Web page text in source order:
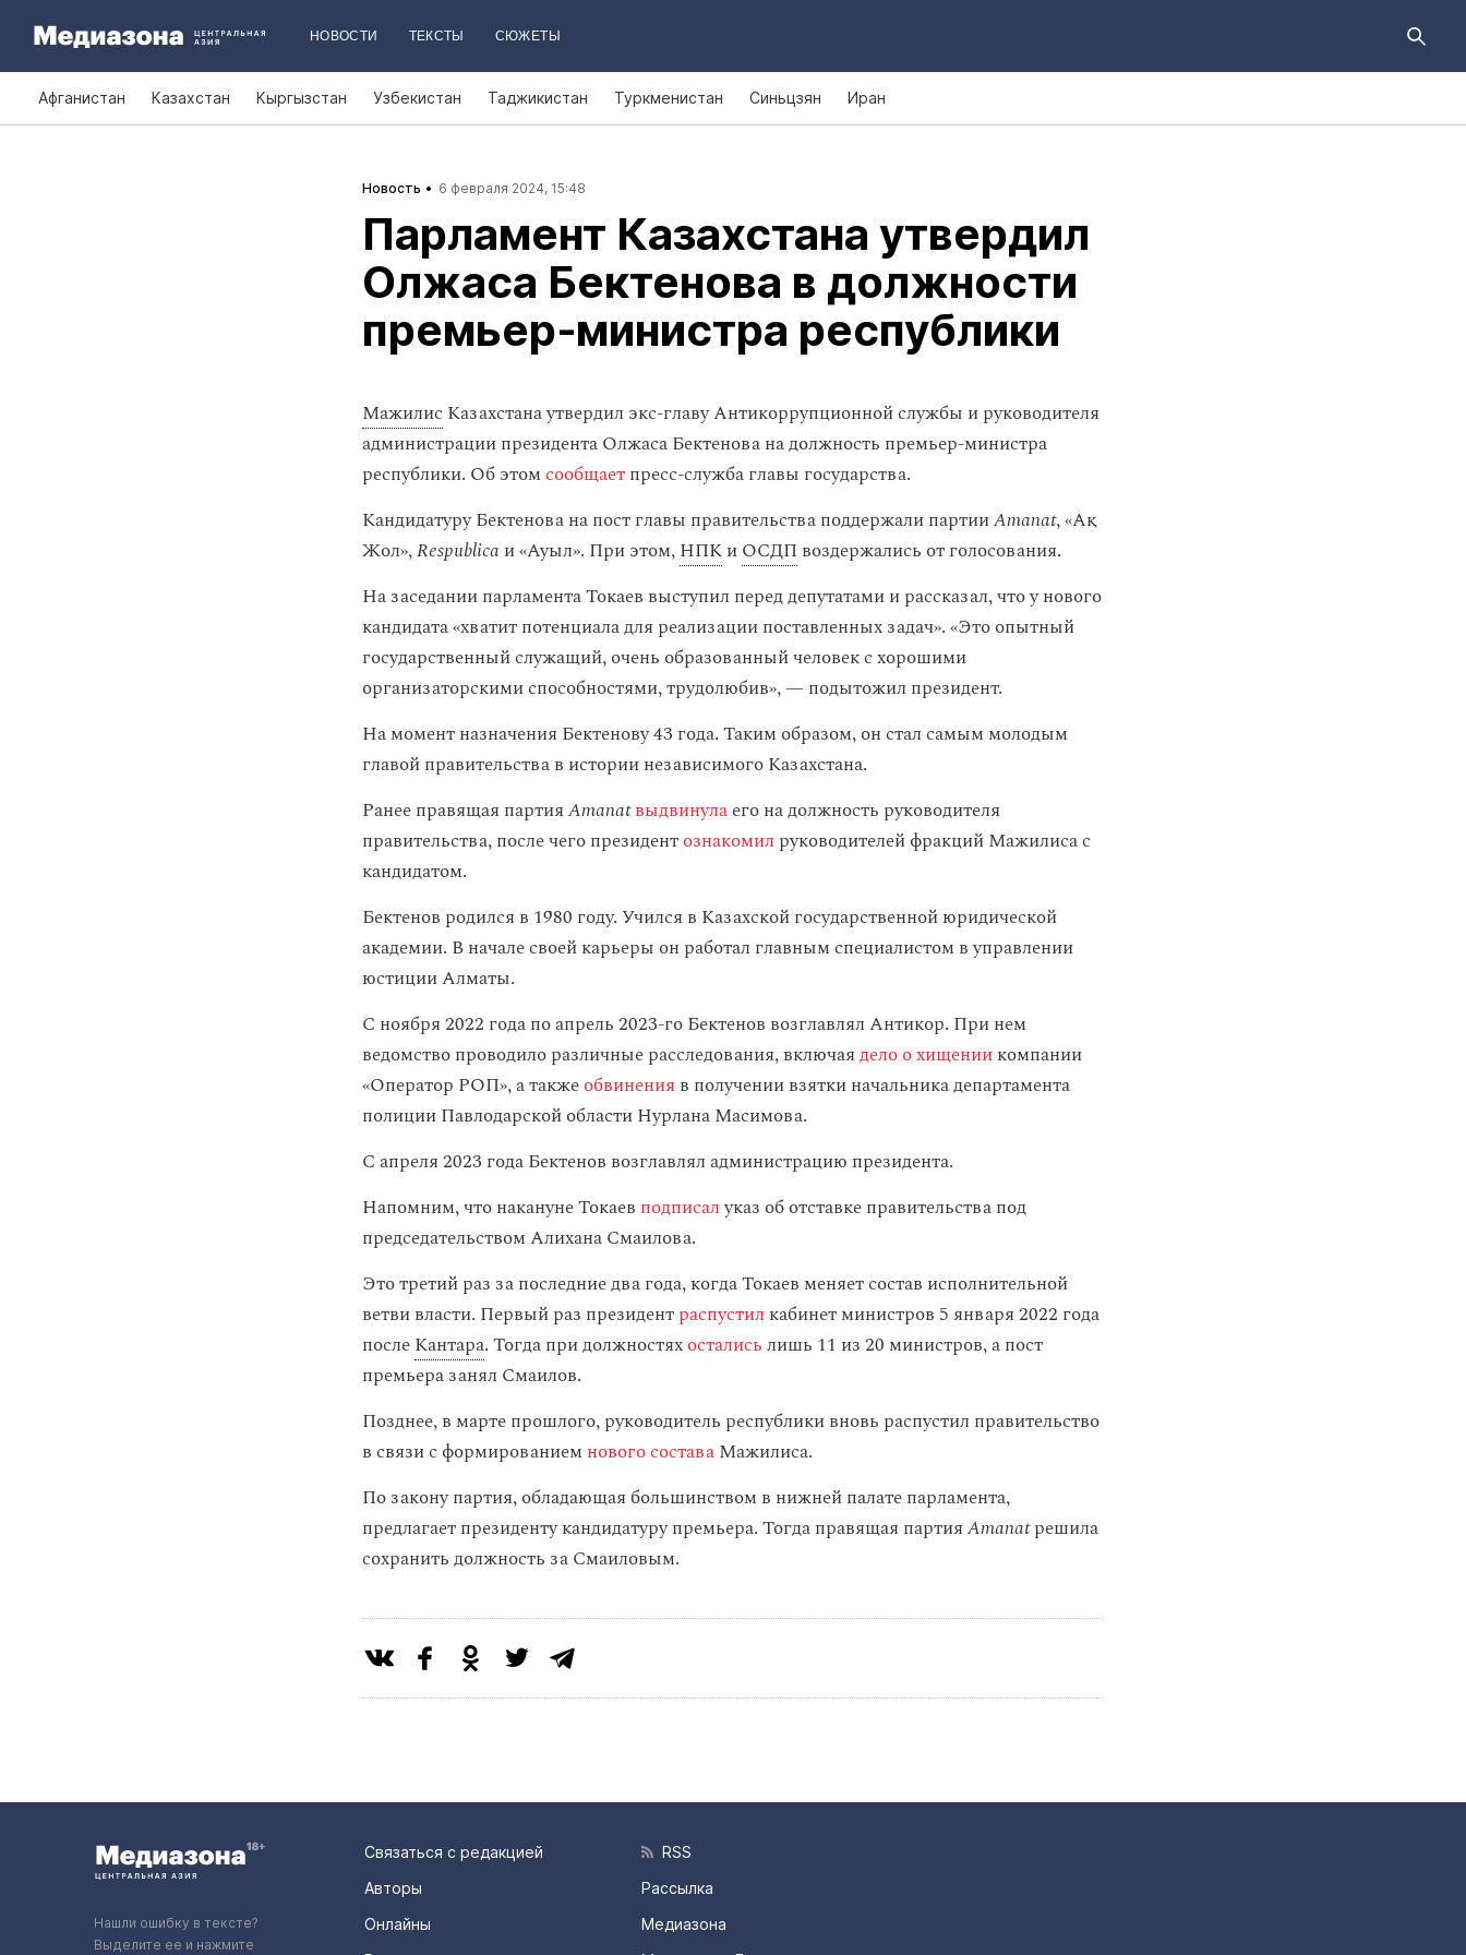
НОВОСТИ ТЕКСТЫ СЮЖЕТЫ
Афганистан Казахстан Кыргызстан Узбекистан Таджикистан Туркменистан Синьцзян Иран
Новость 6 февраля 2024, 15:48
Парламент Казахстана утвердил
Олжаса Бектенова в должности
премьер‑министра республики
МажилисКазахстана утвердил экс-главу Антикоррупционной службы и руководителя
администрации президента Олжаса Бектенова на должность премьер-министра
республики. Об этомсообщаетпресс-служба главы государства.
Кандидатуру Бектенова на пост главы правительства поддержали партииAmanat, «Ақ
Жол»,Respublica и «Ауыл». При этом,НПКиОСДП воздержались от голосования.
На заседании парламента Токаев выступил перед депутатами и рассказал, что у нового
кандидата «хватит потенциала для реализации поставленных задач». «Это опытный
государственный служащий, очень образованный человек с хорошими
организаторскими способностями, трудолюбив», — подытожил президент.
На момент назначения Бектенову 43 года. Таким образом, он стал самым молодым
главой правительства в истории независимого Казахстана.
Ранее правящая партияAmanatвыдвинулаего на должность руководителя
правительства, после чего президентознакомил руководителей фракций Мажилиса с
кандидатом.
Бектенов родился в 1980 году. Учился в Казахской государственной юридической
академии. В начале своей карьеры он работал главным специалистом в управлении
юстиции Алматы.
С ноября 2022 года по апрель 2023-го Бектенов возглавлял Антикор. При нем
ведомство проводило различные расследования, включаядело о хищениикомпании
«Оператор РОП», а такжеобвинения в получении взятки начальника департамента
полиции Павлодарской области Нурлана Масимова.
С апреля 2023 года Бектенов возглавлял администрацию президента.
Напомним, что накануне Токаев подписалуказ об отставке правительства под
председательством Алихана Смаилова.
Это третий раз за последние два года, когда Токаев меняет состав исполнительной
ветви власти. Первый раз президентраспустил кабинет министров 5 января 2022 года
послеКантара. Тогда при должностяхосталисьлишь 11 из 20 министров, а пост
премьера занял Смаилов.
Позднее, в марте прошлого, руководитель республики вновь распустил правительство
в связи с формированием нового составаМажилиса.
По закону партия, обладающая большинством в нижней палате парламента,
предлагает президенту кандидатуру премьера. Тогда правящая партияAmanatрешила
сохранить должность за Смаиловым.
Нашли ошибку в тексте?
Выделите ее и нажмите
Связаться с редакцией
Авторы
Онлайны
RSS
Рассылка
Медиазона